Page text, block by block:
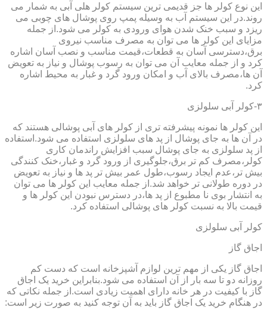
این نوع کولر ها جز قدیمی ترین سیستم کولر هلی آبی به شمار می
روند.در این سیستم آب به وسیله پمپ روی پوشال های چوبی می
ریزد و سبب خنک شدن هوای ورودی به کولر می شود.از جمله
مزایای این کولر ها می توان به مصرف مناسب نیروی
برق،دسترسی آسان به قطعات،قیمت مناسب و نصب آسان اشاره
کرد و از جمله معایب آن می توان به رسوب پوشال و نیاز به تعویض
آن ها،مصرف بالای آب و امکان ورود گرد و غبار به محیط اشاره
کرد.
۳-کولر آبی سلولزی
این کولر ها نمونه پیشرفته تری از کولر های آبی پوشالی هستند که
در آن ها به جای پوشال از پد های سلولزی استفاده می شود.استفاده
از پد سلولزی به جای پوشال سبب افزایش راندمان کاری
کولر،مصرف کم تر برق،جلوگیری از ورود گرد و غبار،خنک کنندگی
بیش تر،عدم ایجاد رسوب،طول عمر بیش تر پد ها و نیاز به تعویض
در دوره طولانی تر خواهد شد.از جمله معایب این کولر ها می توان
به انتشار بوی نا مطبوع از پد ها،در دسترس نبودن این کولر ها و
قیمت بالا به نسبت کولر های پوشالی استفاده کرد.
کولر آبی سلولزی
اجاق گاز
اجاق گاز یکی از مهم ترین لوازم آشپزخانه است که دست کم
روزانه دو تا سه بار از آن استفاده می شود.بنابراین خرید یک اجاق
گاز با کیفیت در هر خانه دارای اهمیت زیادی است.از جمله نکاتی که
در هنگام خرید یک اجاق گاز باید به آن توجه کنید به صورت زیر است: